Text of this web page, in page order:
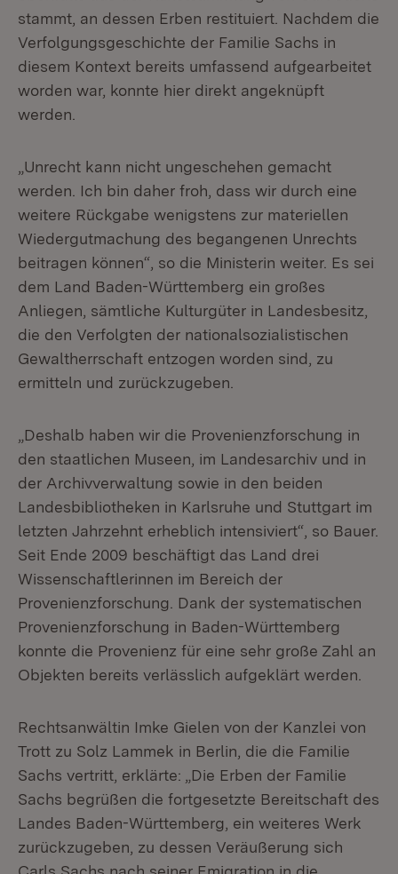
stammt, an dessen Erben restituiert. Nachdem die
Verfolgungsgeschichte der Familie Sachs in
diesem Kontext bereits umfassend aufgearbeitet
worden war, konnte hier direkt angeknüpft
werden.
„Unrecht kann nicht ungeschehen gemacht
werden. Ich bin daher froh, dass wir durch eine
weitere Rückgabe wenigstens zur materiellen
Wiedergutmachung des begangenen Unrechts
beitragen können“, so die Ministerin weiter. Es sei
dem Land Baden-Württemberg ein großes
Anliegen, sämtliche Kulturgüter in Landesbesitz,
die den Verfolgten der nationalsozialistischen
Gewaltherrschaft entzogen worden sind, zu
ermitteln und zurückzugeben.
„Deshalb haben wir die Provenienzforschung in
den staatlichen Museen, im Landesarchiv und in
der Archivverwaltung sowie in den beiden
Landesbibliotheken in Karlsruhe und Stuttgart im
letzten Jahrzehnt erheblich intensiviert“, so Bauer.
Seit Ende 2009 beschäftigt das Land drei
Wissenschaftlerinnen im Bereich der
Provenienzforschung. Dank der systematischen
Provenienzforschung in Baden-Württemberg
konnte die Provenienz für eine sehr große Zahl an
Objekten bereits verlässlich aufgeklärt werden.
Rechtsanwältin Imke Gielen von der Kanzlei von
Trott zu Solz Lammek in Berlin, die die Familie
Sachs vertritt, erklärte: „Die Erben der Familie
Sachs begrüßen die fortgesetzte Bereitschaft des
Landes Baden-Württemberg, ein weiteres Werk
zurückzugeben, zu dessen Veräußerung sich